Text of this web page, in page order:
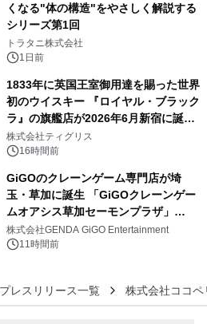
くなる"体の構造"をやさしく解説する
シリーズ第1回
トラタニ株式会社
1日前
1833年に英国王室御用達を賜った世界
初のウイスキー 『ロイヤル・ブラック
ラ』の旗艦店が2026年6月新宿に誕
生 バカルディ ジャパンと連携した
没入型バー「BAR Arca」
株式会社ティグリス
16時間前
GiGOのクレーンゲーム専門店が埼
玉・草加に誕生 「GiGOクレーンゲー
ムオアシス草加セーモンプラザ」
2026年8月7日(金)10時グランドオープ
ン
株式会社GENDA GiGO Entertainment
11時間前
レスリリース一覧 株式会社ココ